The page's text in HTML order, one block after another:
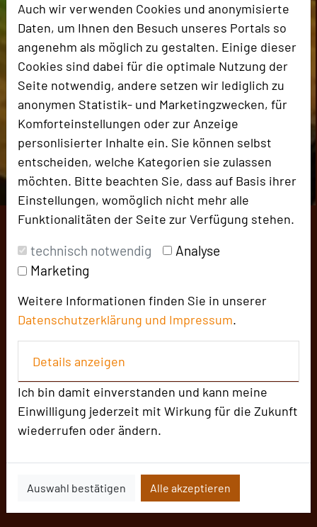
Auch wir verwenden Cookies und anonymisierte
Daten, um Ihnen den Besuch unseres Portals so
angenehm als möglich zu gestalten. Einige dieser
Cookies sind dabei für die optimale Nutzung der
Seite notwendig, andere setzen wir lediglich zu
anonymen Statistik- und Marketingzwecken, für
Komforteinstellungen oder zur Anzeige
personlisierter Inhalte ein. Sie können selbst
entscheiden, welche Kategorien sie zulassen
möchten. Bitte beachten Sie, dass auf Basis ihrer
Einstellungen, womöglich nicht mehr alle
Funktionalitäten der Seite zur Verfügung stehen.
technisch notwendig
Analyse
Marketing
Weitere Informationen finden Sie in unserer
Datenschutzerklärung und Impressum.
Details anzeigen
Ich bin damit einverstanden und kann meine
Einwilligung jederzeit mit Wirkung für die Zukunft
wiederrufen oder ändern.
Auswahl bestätigen Alle akzeptieren